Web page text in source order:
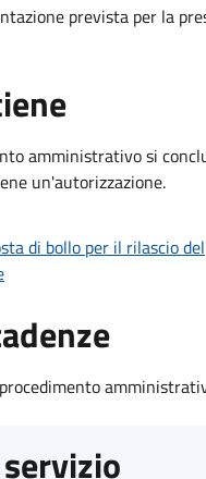
prevista per la
amministrativo si
un'autorizzazione.
di bollo per il rilascio del